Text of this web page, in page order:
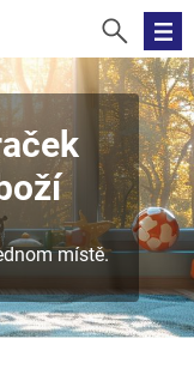
místě.